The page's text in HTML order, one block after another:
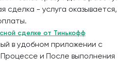
сделка - услуга оказывается,
сделке от Тинькофф
в удобном приложении с
и После выполнения